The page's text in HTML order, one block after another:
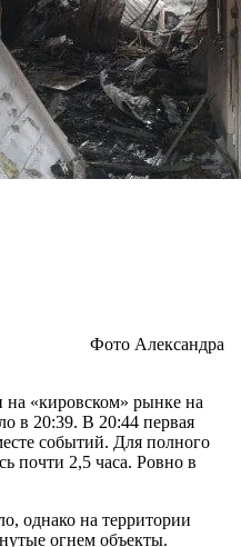
Фото Александра
«кировском» рынке на
в 20:39. В 20:44 первая
событий. Для полного
почти 2,5 часа. Ровно в
однако на территории
огнем объекты.